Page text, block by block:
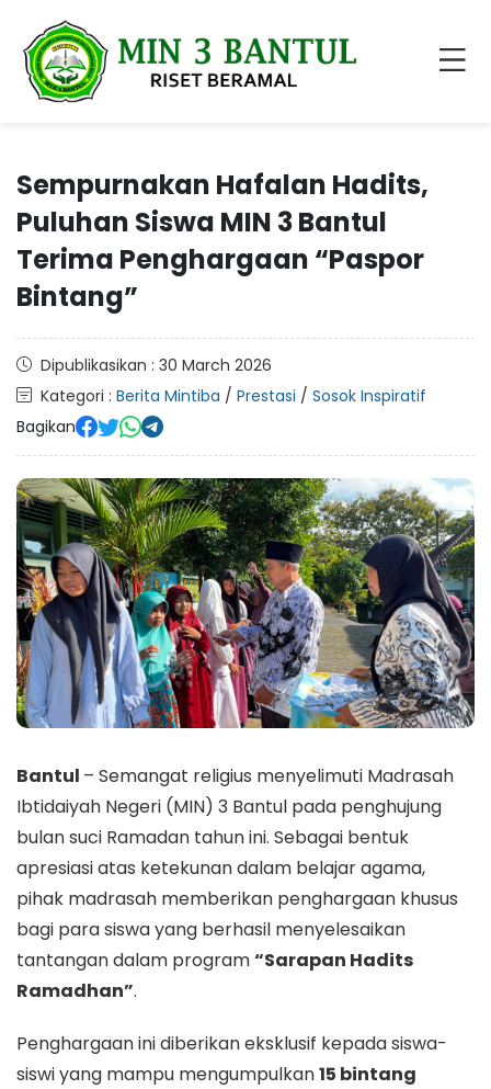
Sempurnakan Hafalan Hadits,
Puluhan Siswa MIN 3 Bantul
Terima Penghargaan “Paspor
Bintang”
Dipublikasikan : 30 March 2026
Kategori : Berita Mintiba / Prestasi / Sosok Inspiratif
Bagikan
Bantul – Semangat religius menyelimuti Madrasah
Ibtidaiyah Negeri (MIN) 3 Bantul pada penghujung
bulan suci Ramadan tahun ini. Sebagai bentuk
apresiasi atas ketekunan dalam belajar agama,
pihak madrasah memberikan penghargaan khusus
bagi para siswa yang berhasil menyelesaikan
tantangan dalam program“Sarapan Hadits
Ramadhan”.
​Penghargaan ini diberikan eksklusif kepada siswa-
siswi yang mampu mengumpulkan15 bintang